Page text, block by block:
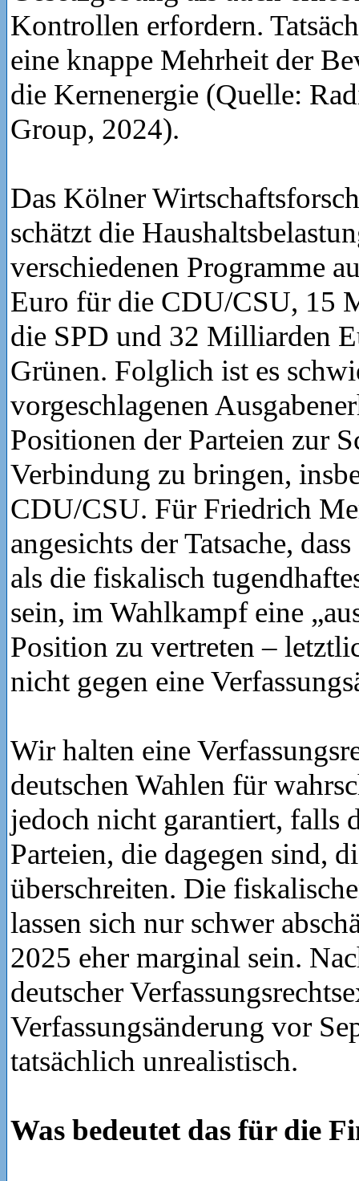
Kontrollen erfordern.
eine knappe Mehrheit der
die Kernenergie (Quelle:
Group, 2024).
Das Kölner
schätzt die
verschiedenen Programme
Euro für die CDU/CSU, 15
die SPD und 32 Milliarden
Grünen. Folglich ist es
vorgeschlagenen
Positionen der Parteien zur
Verbindung zu bringen,
CDU/CSU. Für Friedrich
angesichts der Tatsache,
als die fiskalisch
sein, im Wahlkampf eine
Position zu vertreten –
nicht gegen eine
Wir halten eine
deutschen Wahlen für
jedoch nicht garantiert, falls
Parteien, die dagegen sind,
überschreiten. Die
lassen sich nur schwer
2025 eher marginal sein.
deutscher
Verfassungsänderung vor
tatsächlich unrealistisch.
Was bedeutet das für die